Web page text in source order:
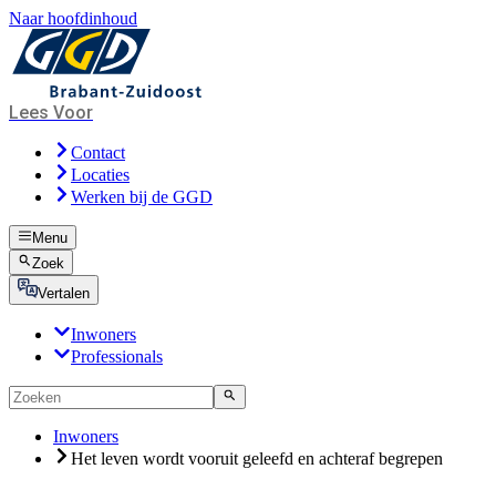
Naar hoofdinhoud
Lees Voor
Contact
Locaties
Werken bij de GGD
Menu
Zoek
Vertalen
Inwoners
Professionals
Inwoners
Het leven wordt vooruit geleefd en achteraf begrepen